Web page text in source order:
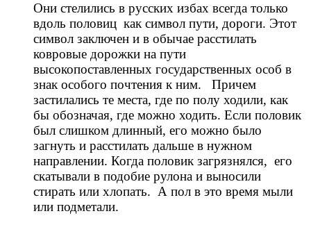
Они стелились в русских избах всегда только
вдоль половиц как символ пути, дороги. Этот
символ заключен и в обычае расстилать
ковровые дорожки на пути
высокопоставленных государственных особ в
знак особого почтения к ним. Причем
застилались те места, где по полу ходили, как
бы обозначая, где можно ходить. Если половик
был слишком длинный, его можно было
загнуть и расстилать дальше в нужном
направлении. Когда половик загрязнялся, его
скатывали в подобие рулона и выносили
стирать или хлопать. А пол в это время мыли
или подметали.